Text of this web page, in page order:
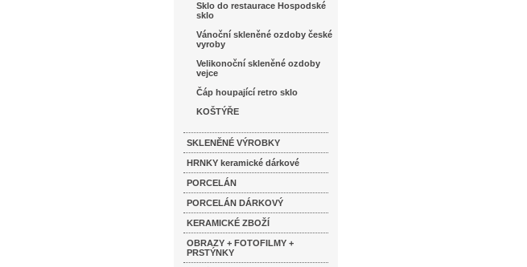
Sklo do restaurace Hospodské
sklo
Vánoční skleněné ozdoby české
vyroby
Velikonoční skleněné ozdoby
vejce
Čáp houpající retro sklo
KOŠTÝŘE
SKLENĚNÉ VÝROBKY
HRNKY keramické dárkové
PORCELÁN
PORCELÁN DÁRKOVÝ
KERAMICKÉ ZBOŽÍ
OBRAZY + FOTOFILMY +
PRSTÝNKY